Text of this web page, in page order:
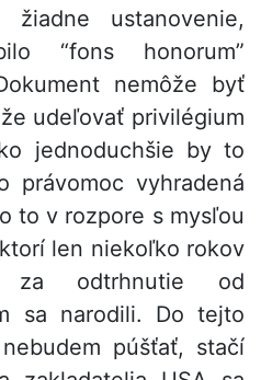
žiadne ustanovenie,
“fons honorum”
nemôže byť
udeľovať privilégium
jednoduchšie by to
právomoc vyhradená
to v rozpore s mysľou
len niekoľko rokov
za odtrhnutie od
sa narodili. Do tejto
púšťať, stačí